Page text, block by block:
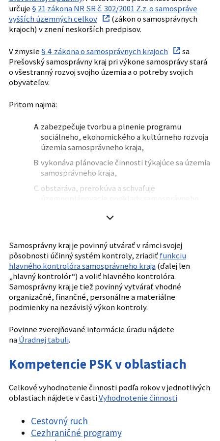
určuje§ 21 zákona NR SR č. 302/2001 Z.z. o samospráve
vyšších územných celkov
(zákon o samosprávnych
krajoch) v znení neskorších predpisov.
V zmysle§ 4 zákona o samosprávnych krajoch
sa
Prešovský samosprávny kraj pri výkone samosprávy stará
o všestranný rozvoj svojho územia a o potreby svojich
obyvateľov.
Pritom najmä:
zabezpečuje tvorbu a plnenie programu
sociálneho, ekonomického a kultúrneho rozvoja
územia samosprávneho kraja,
vykonáva plánovacie činnosti týkajúce sa územia
samosprávneho kraja,
obstaráva, prerokúva a schvaľuje
vykonáva vlastnú investičnú činnosť
a podnikateľskú činnosť v záujme zabezpečenia
potrieb obyvateľov samosprávneho kraja
a rozvoja samosprávneho kraja,
zakladá, zriaďuje, zrušuje a kontroluje svoje
rozpočtové a príspevkové organizácie a iné
podieľa sa na tvorbe a ochrane životného
prostredia,
utvára predpoklady na optimálne usporiadanie
vzájomných vzťahov sídelných útvarov
obstaráva a schvaľuje program rozvoja v oblasti
poskytovania sociálnych služieb a spolupracuje
s obcami a inými právnickými osobami
a fyzickými osobami pri výstavbe zariadení
a bytov určených na poskytovanie sociálnych
Samosprávny kraj je povinný utvárať v rámci svojej
pôsobnosti účinný systém kontroly, zriadiťfunkciu
hlavného kontrolóra samosprávneho kraja(ďalej len
„hlavný kontrolór“) a voliť hlavného kontrolóra.
Samosprávny kraj je tiež povinný vytvárať vhodné
organizačné, finančné, personálne a materiálne
podmienky na nezávislý výkon kontroly.
Povinne zverejňované informácie úradu nájdete
naÚradnej tabuli.
Kompetencie PSK v oblastiach
Celkové vyhodnotenie činnosti podľa rokov v jednotlivých
oblastiach nájdete v častiVyhodnotenie činnosti
Cestovný ruch
Cezhraničné programy